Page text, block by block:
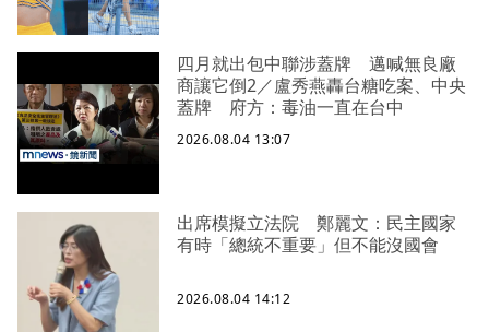
四月就出包中聯涉蓋牌 邁喊無良廠
商讓它倒2／盧秀燕轟台糖吃案、中央
蓋牌 府方：毒油一直在台中
2026.08.04 13:07
出席模擬立法院 鄭麗文：民主國家
有時「總統不重要」但不能沒國會
2026.08.04 14:12